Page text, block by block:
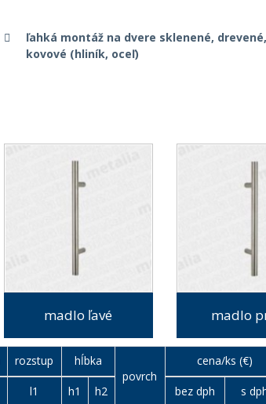
ľahká montáž na dvere sklenené,
kovové (hliník, oceľ)
madlo ľavé madlo
rozstup
hĺbka
povrch
cena/ks (€)
l1 h1 h2 bez dph s